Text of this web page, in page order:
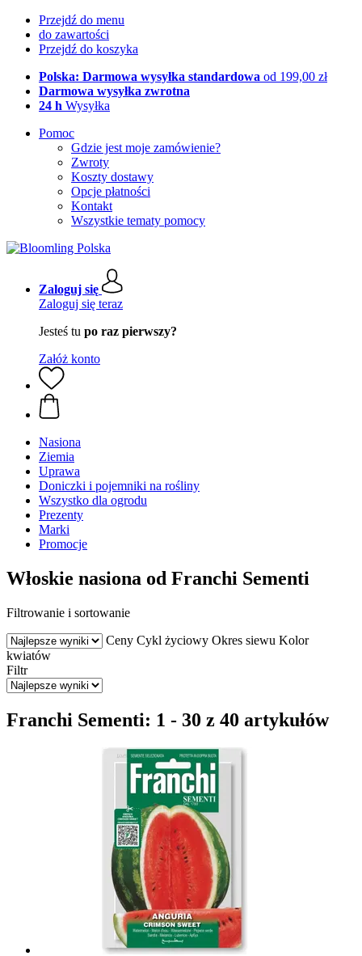
Przejdź do menu
do zawartości
Przejdź do koszyka
Polska: Darmowa wysyłka standardowa od 199,00 zł
Darmowa wysyłka zwrotna
24 h Wysyłka
Pomoc
Gdzie jest moje zamówienie?
Zwroty
Koszty dostawy
Opcje płatności
Kontakt
Wszystkie tematy pomocy
Zaloguj się
Zaloguj się teraz
Jesteś tu po raz pierwszy?
Załóż konto
Nasiona
Ziemia
Uprawa
Doniczki i pojemniki na rośliny
Wszystko dla ogrodu
Prezenty
Marki
Promocje
Włoskie nasiona od Franchi Sementi
Filtrowanie i sortowanie
Ceny Cykl życiowy Okres siewu Kolor
kwiatów
Filtr
Franchi Sementi: 1 - 30 z 40 artykułów